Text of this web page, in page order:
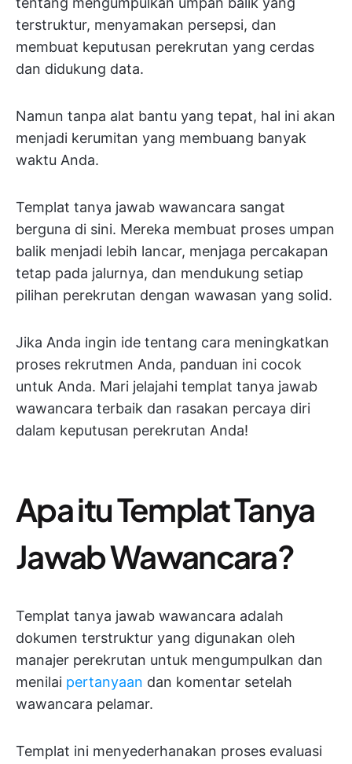
terstruktur, menyamakan persepsi, dan
membuat keputusan perekrutan yang cerdas
dan didukung data.
Namun tanpa alat bantu yang tepat, hal ini akan
menjadi kerumitan yang membuang banyak
waktu Anda.
Templat tanya jawab wawancara sangat
berguna di sini. Mereka membuat proses umpan
balik menjadi lebih lancar, menjaga percakapan
tetap pada jalurnya, dan mendukung setiap
pilihan perekrutan dengan wawasan yang solid.
Jika Anda ingin ide tentang cara meningkatkan
proses rekrutmen Anda, panduan ini cocok
untuk Anda. Mari jelajahi templat tanya jawab
wawancara terbaik dan rasakan percaya diri
dalam keputusan perekrutan Anda!
Apa itu Templat Tanya
Jawab Wawancara?
Templat tanya jawab wawancara adalah
dokumen terstruktur yang digunakan oleh
manajer perekrutan untuk mengumpulkan dan
menilai pertanyaan dan komentar setelah
wawancara pelamar.
Templat ini menyederhanakan proses evaluasi